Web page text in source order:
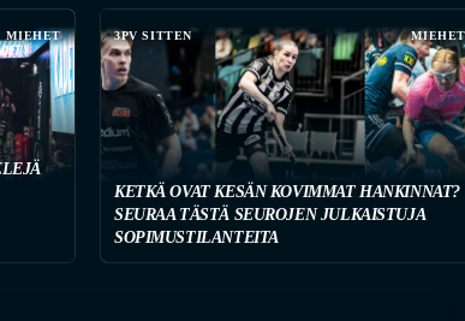
MIEHET 3PV SITTEN MIEHET
KETKÄ OVAT KESÄN KOVIMMAT HANKINNAT?
SEURAA TÄSTÄ SEUROJEN JULKAISTUJA
SOPIMUSTILANTEITA